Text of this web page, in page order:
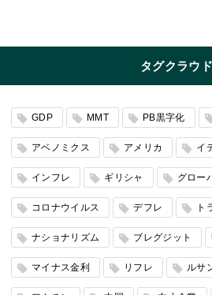
タグクラウド
GDP MMT PB黒字化
アベノミクス アメリカ イ
インフレ ギリシャ グロー
コロナウイルス デフレ ト
ナショナリズム ブレグジット
マイナス金利 リフレ ルサ